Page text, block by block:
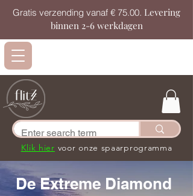
Gratis verzending vanaf € 75.00. Levering
binnen 2-6 werkdagen
Klik hier voor onze spaarprogramma
De Extreme Diamond